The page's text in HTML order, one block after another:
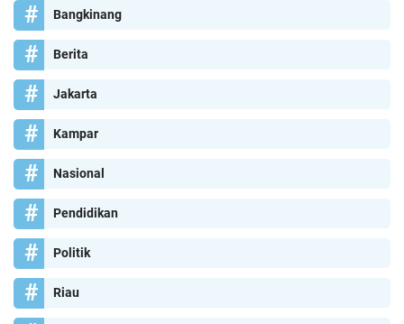
Bangkinang
Berita
Jakarta
Kampar
Nasional
Pendidikan
Politik
Riau